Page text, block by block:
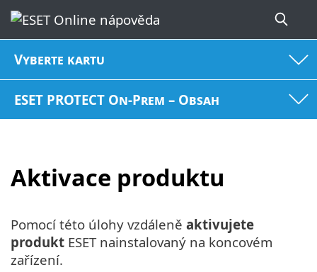
Vyberte kartu
ESET PROTECT On-Prem – Obsah
Aktivace produktu
Pomocí této úlohy vzdáleně aktivujete
produkt ESET nainstalovaný na koncovém
zařízení.